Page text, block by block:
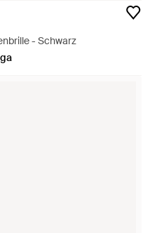
- Schwarz